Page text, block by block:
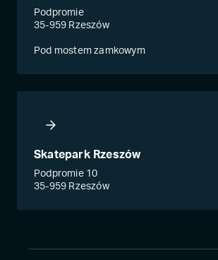
Podpromie
35-959 Rzeszów
Pod mostem zamkowym
Skatepark Rzeszów
Podpromie 10
35-959 Rzeszów